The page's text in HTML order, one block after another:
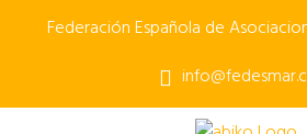
Federación Española de